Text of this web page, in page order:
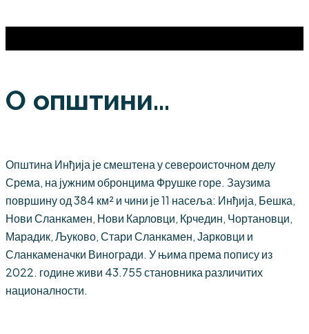
О општини...
Општина Инђија је смештена у североисточном делу
Срема, на јужним обронцима Фрушке горе. Заузима
површину од 384 км² и чини је 11 насеља: Инђија, Бешка,
Нови Сланкамен, Нови Карловци, Крчедин, Чортановци,
Марадик, Љуково, Стари Сланкамен, Јарковци и
Сланкаменачки Виногради. У њима према попису из
2022. године живи 43.755 становника различитих
националности.